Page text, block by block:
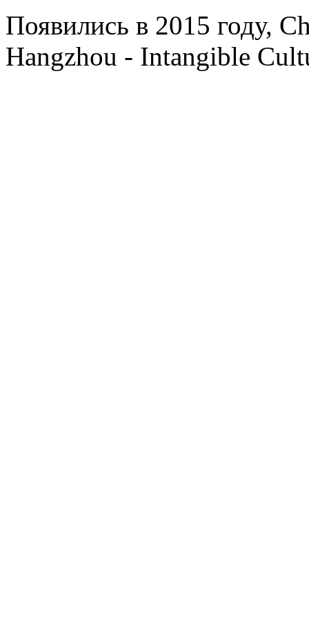
Появились в 2015 году,
Hangzhou - Intangible